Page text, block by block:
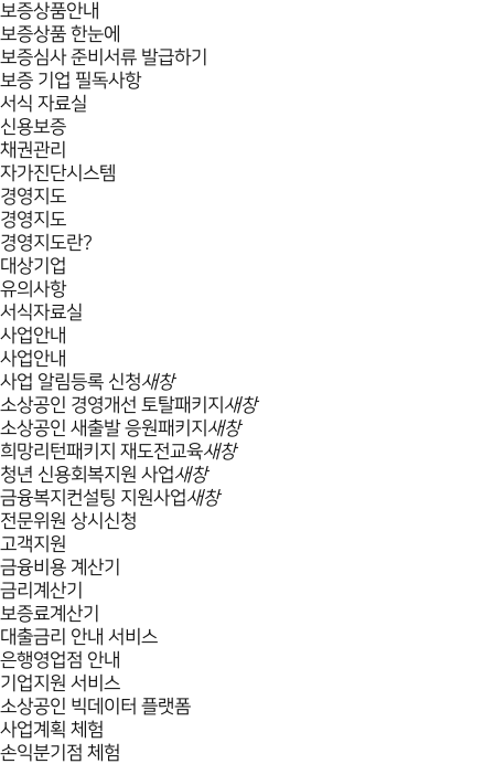
보증상품안내
보증상품 한눈에
보증심사 준비서류 발급하기
보증 기업 필독사항
서식 자료실
신용보증
채권관리
자가진단시스템
경영지도
경영지도
경영지도란?
대상기업
유의사항
서식자료실
사업안내
사업안내
사업 알림등록 신청새창
소상공인 경영개선 토탈패키지 새창
소상공인 새출발 응원패키지 새창
희망리턴패키지 재도전교육새창
청년 신용회복지원 사업새창
금융복지컨설팅 지원사업새창
전문위원 상시신청
고객지원
금융비용 계산기
금리계산기
보증료계산기
대출금리 안내 서비스
은행영업점 안내
기업지원 서비스
소상공인 빅데이터 플랫폼
사업계획 체험
손익분기점 체험